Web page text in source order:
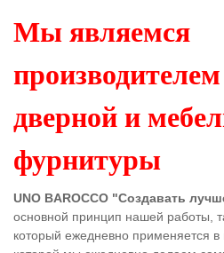
Мы являемся
дверной и
фурнитуры
UNO BAROCCO "Создавать
основной принцип нашей работы,
который ежедневно применяется